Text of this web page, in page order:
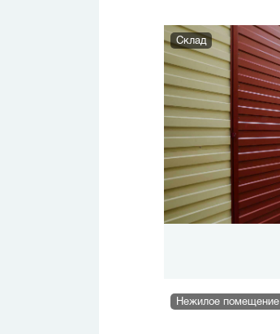
Склад
Нежилое помещение